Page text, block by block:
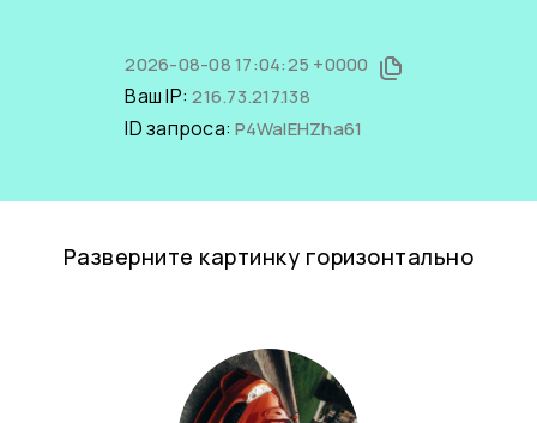
2026-08-08 17:04:25 +0000
Ваш IP:216.73.217.138
ID запроса:P4WalEHZha61
Разверните картинку горизонтально